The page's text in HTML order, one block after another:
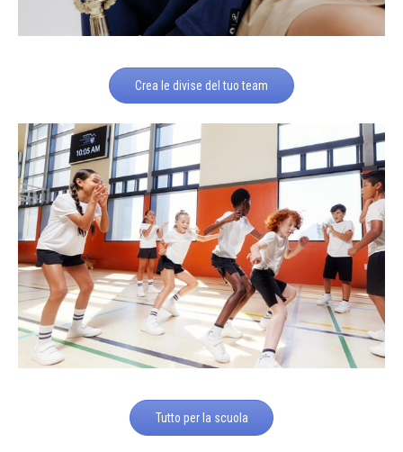
Crea le divise del tuo team
Tutto per la scuola